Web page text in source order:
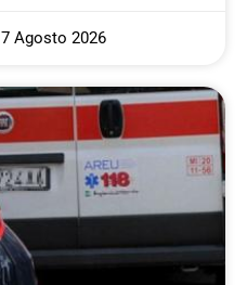
7 Agosto 2026